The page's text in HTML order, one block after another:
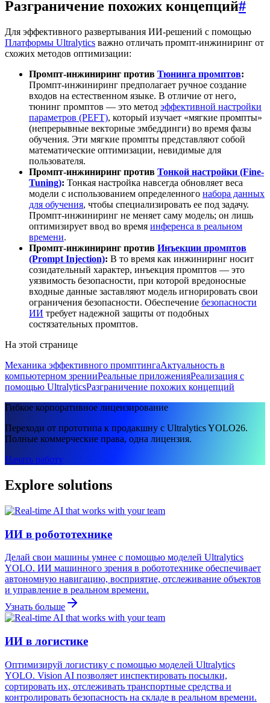
Разграничение похожих концепций#
Для эффективного развертывания ИИ-решений с помощью
Платформы Ultralytics важно отличать промпт-инжиниринг от
схожих методов оптимизации:
Промпт-инжиниринг против Тюнинга промптов:
Промпт-инжиниринг предполагает ручное создание
входов на естественном языке. В отличие от него,
тюнинг промптов — это метод эффективной настройки
параметров (PEFT), который изучает «мягкие промпты»
(непрерывные векторные эмбеддинги) во время фазы
обучения. Эти мягкие промпты представляют собой
математические оптимизации, невидимые для
пользователя.
Промпт-инжиниринг против Тонкой настройки (Fine-
Tuning): Тонкая настройка навсегда обновляет веса
модели с использованием определенного набора данных
для обучения, чтобы специализировать ее под задачу.
Промпт-инжиниринг не меняет саму модель; он лишь
оптимизирует ввод во время инференса в реальном
времени.
Промпт-инжиниринг против Инъекции промптов
(Prompt Injection): В то время как инжиниринг носит
созидательный характер, инъекция промптов — это
уязвимость безопасности, при которой вредоносные
входные данные заставляют модель игнорировать свои
ограничения безопасности. Обеспечение безопасности
ИИ требует надежной защиты от подобных
состязательных промптов.
На этой странице
Механика эффективного промптингаАктуальность в
компьютерном зренииРеальные приложенияРеализация с
помощью UltralyticsРазграничение похожих концепций
Гибкое корпоративное лицензирование
Переходи от прототипа к продакшну с Ultralytics YOLO26.
Полные коммерческие права, одна лицензия.
Начать работу
Explore solutions
ИИ в робототехнике
Делай свои машины умнее с помощью моделей Ultralytics
YOLO. ИИ машинного зрения в робототехнике обеспечивает
автономную навигацию, восприятие, отслеживание объектов
и управление в реальном времени.
Узнать больше
ИИ в логистике
Оптимизируй логистику с помощью моделей Ultralytics
YOLO. Vision AI позволяет инспектировать посылки,
сортировать их, отслеживать транспортные средства и
контролировать безопасность на складе в реальном времени.